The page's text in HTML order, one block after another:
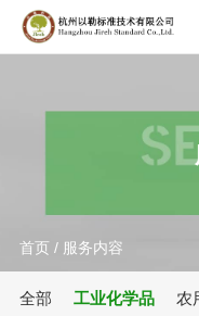
首页 / 服务内容
全部 工业化学品 农